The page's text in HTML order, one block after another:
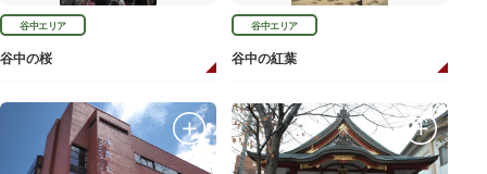
谷中エリア
谷中の桜
谷中エリア
谷中の紅葉